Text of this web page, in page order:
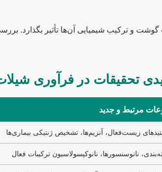
و ترکیب شیمیایی آن‌ها تأثیر بگذارد. بررسی
تحقیقات در فرآوری
مرتبط و جدید
زیست‌فعال، آنزیم‌ها، تشخیص ژنتیکی بیماری‌ها
نانوسنسورها، نانوکپسولاسیون ترکیبات فعال